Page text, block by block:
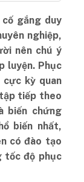
gắng duy
nghiệp,
nên chú ý
luyện. Phục
cực kỳ quan
tiếp theo
biến chứng
biến nhất,
có đào tạo
tốc độ phục